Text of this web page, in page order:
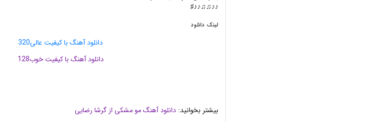
♪♪♫♫♪♪♯
لینک دانلود
دانلود آهنگ با کیفیت عالی320
دانلود آهنگ با کیفیت خوب128
بیشتر بخوانید: دانلود آهنگ مو مشکی از گرشا رضایی